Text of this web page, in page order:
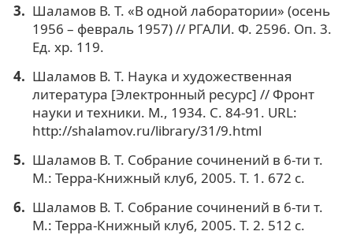
Шаламов В. Т. «В одной лаборатории» (осень
1956 – февраль 1957) // РГАЛИ. Ф. 2596. Оп. 3.
Ед. хр. 119.
Шаламов В. Т. Наука и художественная
литература [Электронный ресурс] // Фронт
науки и техники. М., 1934. С. 84-91. URL:
http://shalamov.ru/library/31/9.html
Шаламов В. Т. Собрание сочинений в 6-ти т.
М.: Терра-Книжный клуб, 2005. Т. 1. 672 с.
Шаламов В. Т. Собрание сочинений в 6-ти т.
М.: Терра-Книжный клуб, 2005. Т. 2. 512 с.